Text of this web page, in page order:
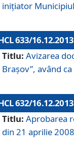
iniţiator
633/16.12.2013
Titlu: Avizarea
Braşov”, având
632/16.12.2013
Titlu: Aprobarea
din 21 aprilie